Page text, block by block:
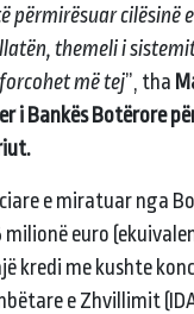
përmirësuar cilësinë
themeli i
më tej”, tha
i Bankës Botërore
e miratuar nga
euro
kredi me kushte
e Zhvillimit